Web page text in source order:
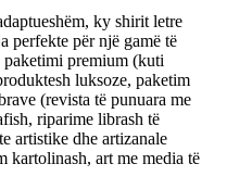
ky shirit letre
perfekte për një gamë të
paketimi premium (kuti
luksoze, paketim
(revista të punuara me
riparime librash të
artistike dhe artizanale
kartolinash, art me media të